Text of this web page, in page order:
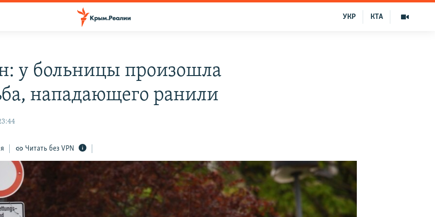
КТА
УКР
у больницы произошла
нападающего ранили
Читать без VPN